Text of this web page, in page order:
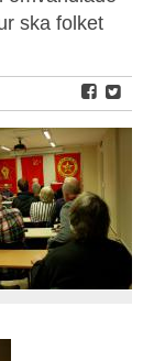
ska folket